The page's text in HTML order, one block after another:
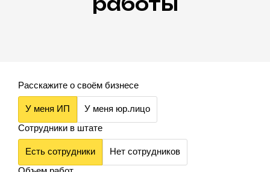
Расскажите о своём бизнесе
У меня ИП
У меня юр.лицо
Сотрудники в штате
Есть сотрудники
Нет сотрудников